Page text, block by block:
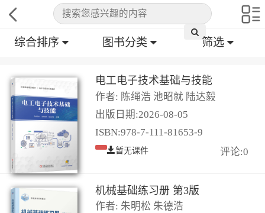
综合排序 图书分类 筛选
电工电子技术基础与技能
作者: 陈绳浩 池昭就 陆达毅
出版日期:2026-08-05
ISBN:978-7-111-81653-9
暂无课件 评论:0
机械基础练习册 第3版
作者: 朱明松 朱德浩